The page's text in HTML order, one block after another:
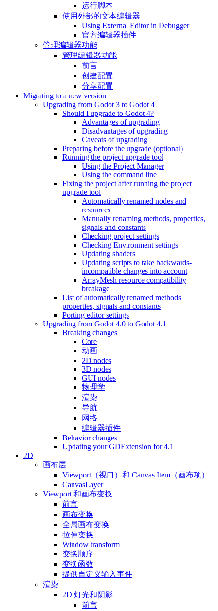
运行脚本
使用外部的文本编辑器
Using External Editor in Debugger
官方编辑器插件
管理编辑器功能
管理编辑器功能
前言
创建配置
分享配置
Migrating to a new version
Upgrading from Godot 3 to Godot 4
Should I upgrade to Godot 4?
Advantages of upgrading
Disadvantages of upgrading
Caveats of upgrading
Preparing before the upgrade (optional)
Running the project upgrade tool
Using the Project Manager
Using the command line
Fixing the project after running the project
upgrade tool
Automatically renamed nodes and
resources
Manually renaming methods, properties,
signals and constants
Checking project settings
Checking Environment settings
Updating shaders
Updating scripts to take backwards-
incompatible changes into account
ArrayMesh resource compatibility
breakage
List of automatically renamed methods,
properties, signals and constants
Porting editor settings
Upgrading from Godot 4.0 to Godot 4.1
Breaking changes
Core
动画
2D nodes
3D nodes
GUI nodes
物理学
渲染
导航
网络
编辑器插件
Behavior changes
Updating your GDExtension for 4.1
2D
画布层
Viewport（视口）和 Canvas Item（画布项）
CanvasLayer
Viewport 和画布变换
前言
画布变换
全局画布变换
拉伸变换
Window transform
变换顺序
变换函数
提供自定义输入事件
渲染
2D 灯光和阴影
前言